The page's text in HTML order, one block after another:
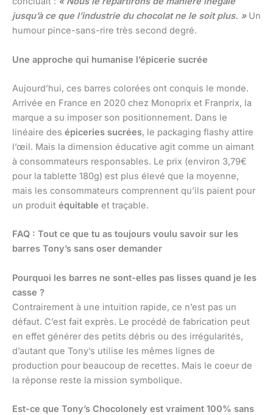
jusqu’à ce que l’industrie du chocolat ne le soit plus. »Un
humour pince-sans-rire très second degré.
Une approche qui humanise l’épicerie sucrée
Aujourd’hui, ces barres colorées ont conquis le monde.
Arrivée en France en 2020 chez Monoprix et Franprix, la
marque a su imposer son positionnement. Dans le
linéaire des épiceries sucrées, le packaging flashy attire
l’œil. Mais la dimension éducative agit comme un aimant
à consommateurs responsables. Le prix (environ 3,79€
pour la tablette 180g) est plus élevé que la moyenne,
mais les consommateurs comprennent qu’ils paient pour
un produit équitable et traçable.
FAQ : Tout ce que tu as toujours voulu savoir sur les
barres Tony’s sans oser demander
Pourquoi les barres ne sont-elles pas lisses quand je les
casse ?
Contrairement à une intuition rapide, ce n’est pas un
défaut. C’est fait exprès. Le procédé de fabrication peut
en effet générer des petits débris ou des irrégularités,
d’autant que Tony’s utilise les mêmes lignes de
production pour beaucoup de recettes. Mais le coeur de
la réponse reste la mission symbolique.
Est-ce que Tony’s Chocolonely est vraiment 100% sans